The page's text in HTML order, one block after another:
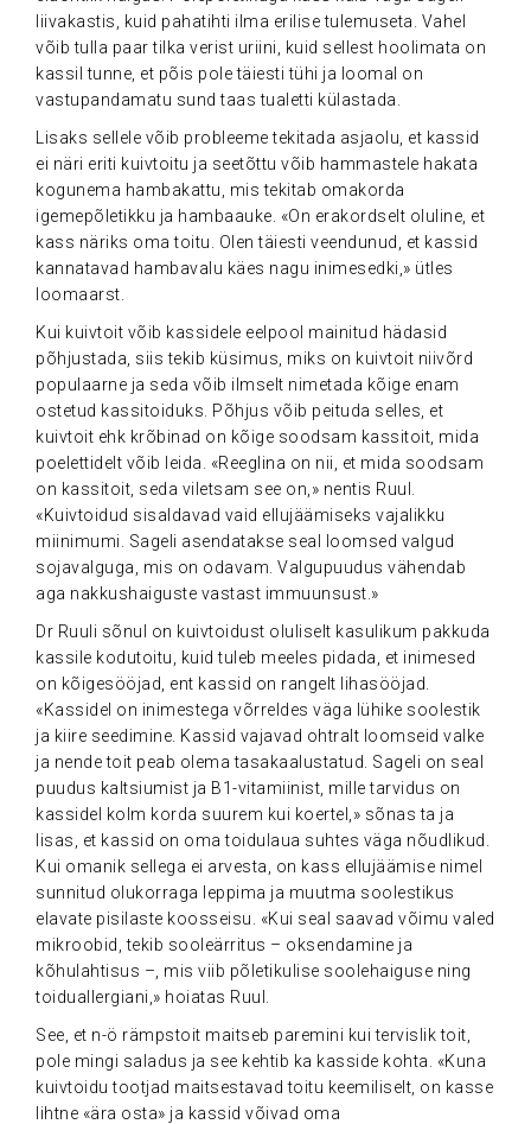
liivakastis, kuid pahatihti ilma erilise tulemuseta. Vahel
võib tulla paar tilka verist uriini, kuid sellest hoolimata on
kassil tunne, et põis pole täiesti tühi ja loomal on
vastupandamatu sund taas tualetti külastada.
Lisaks sellele võib probleeme tekitada asjaolu, et kassid
ei näri eriti kuivtoitu ja seetõttu võib hammastele hakata
kogunema hambakattu, mis tekitab omakorda
igemepõletikku ja hambaauke. «On erakordselt oluline, et
kass näriks oma toitu. Olen täiesti veendunud, et kassid
kannatavad hambavalu käes nagu inimesedki,» ütles
loomaarst.
Kui kuivtoit võib kassidele eelpool mainitud hädasid
põhjustada, siis tekib küsimus, miks on kuivtoit niivõrd
populaarne ja seda võib ilmselt nimetada kõige enam
ostetud kassitoiduks. Põhjus võib peituda selles, et
kuivtoit ehk krõbinad on kõige soodsam kassitoit, mida
poelettidelt võib leida. «Reeglina on nii, et mida soodsam
on kassitoit, seda viletsam see on,» nentis Ruul.
«Kuivtoidud sisaldavad vaid ellujäämiseks vajalikku
miinimumi. Sageli asendatakse seal loomsed valgud
sojavalguga, mis on odavam. Valgupuudus vähendab
aga nakkushaiguste vastast immuunsust.»
Dr Ruuli sõnul on kuivtoidust oluliselt kasulikum pakkuda
kassile kodutoitu, kuid tuleb meeles pidada, et inimesed
on kõigesööjad, ent kassid on rangelt lihasööjad.
«Kassidel on inimestega võrreldes väga lühike soolestik
ja kiire seedimine. Kassid vajavad ohtralt loomseid valke
ja nende toit peab olema tasakaalustatud. Sageli on seal
puudus kaltsiumist ja B1-vitamiinist, mille tarvidus on
kassidel kolm korda suurem kui koertel,» sõnas ta ja
lisas, et kassid on oma toidulaua suhtes väga nõudlikud.
Kui omanik sellega ei arvesta, on kass ellujäämise nimel
sunnitud olukorraga leppima ja muutma soolestikus
elavate pisilaste koosseisu. «Kui seal saavad võimu valed
mikroobid, tekib sooleärritus – oksendamine ja
kõhulahtisus –, mis viib põletikulise soolehaiguse ning
toiduallergiani,» hoiatas Ruul.
See, et n-ö rämpstoit maitseb paremini kui tervislik toit,
pole mingi saladus ja see kehtib ka kasside kohta. «Kuna
kuivtoidu tootjad maitsestavad toitu keemiliselt, on kasse
lihtne «ära osta» ja kassid võivad oma